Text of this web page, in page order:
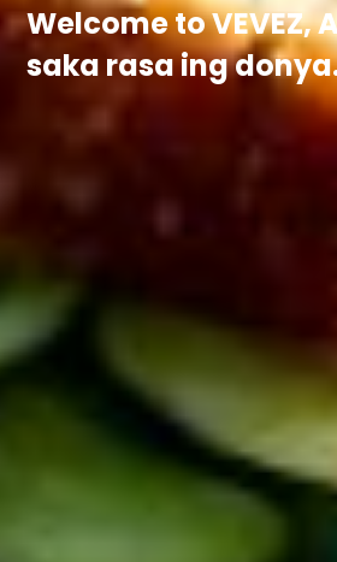
Welcome to VEVEZ,
saka rasa ing